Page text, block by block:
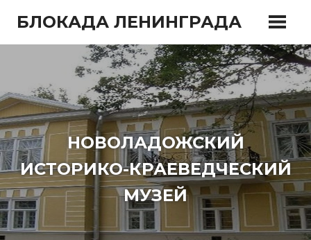
содержимому
БЛОКАДА ЛЕНИНГРАДА
НОВОЛАДОЖСКИЙ
ИСТОРИКО-КРАЕВЕДЧЕСКИЙ
МУЗЕЙ